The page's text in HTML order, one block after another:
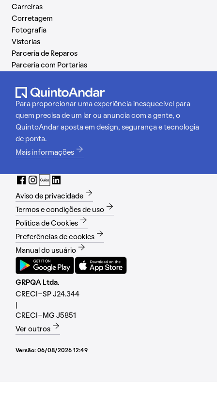
Carreiras
Corretagem
Fotografia
Vistorias
Parceria de Reparos
Parceria com Portarias
Para proporcionar uma experiência inesquecível para
quem precisa de um lar ou anuncia com a gente, o
QuintoAndar aposta em design, segurança e tecnologia
de ponta.
Mais informações
Aviso de privacidade
Termos e condições de uso
Política de Cookies
Preferências de cookies
Manual do usuário
GRPQA Ltda.
CRECI-SP J24.344
CRECI-MG J5851
Ver outros
Versão: 06/08/2026 12:49